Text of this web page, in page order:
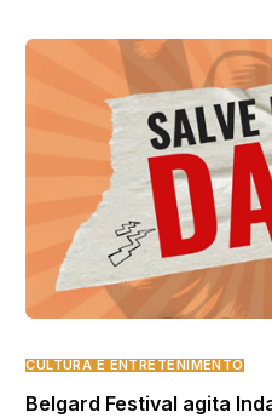
CULTURA E ENTRETENIMENTO
Belgard Festival agita